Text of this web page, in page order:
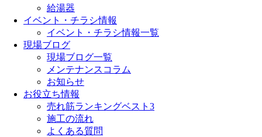
給湯器
イベント・チラシ情報
イベント・チラシ情報一覧
現場ブログ
現場ブログ一覧
メンテナンスコラム
お知らせ
お役立ち情報
売れ筋ランキングベスト3
施工の流れ
よくある質問